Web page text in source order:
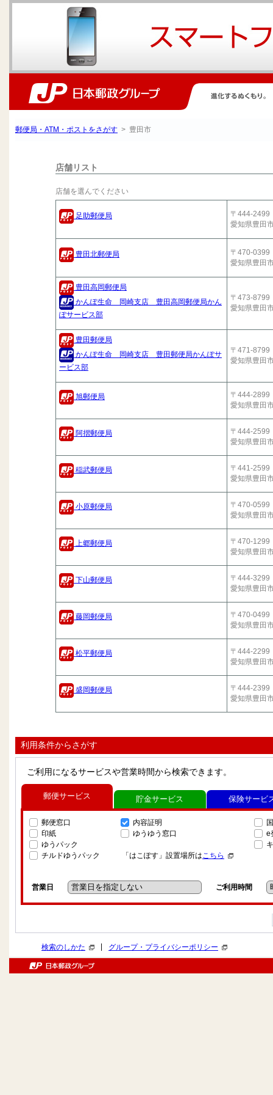
郵便局・ATM・ポストをさがす > 豊田市
店舗リスト
店舗を選んでください
足助郵便局
〒444-2499
愛知県豊田
豊田北郵便局
〒470-0399
愛知県豊田
豊田高岡郵便局
かんぽ生命 岡崎支店 豊田高岡郵便局かん
ぽサービス部
〒473-8799
愛知県豊田
豊田郵便局
かんぽ生命 岡崎支店 豊田郵便局かんぽサ
ービス部
〒471-8799
愛知県豊田
旭郵便局
〒444-2899
愛知県豊田
阿摺郵便局
〒444-2599
愛知県豊田
稲武郵便局
〒441-2599
愛知県豊田
小原郵便局
〒470-0599
愛知県豊田
上郷郵便局
〒470-1299
愛知県豊田
下山郵便局
〒444-3299
愛知県豊田
藤岡郵便局
〒470-0499
愛知県豊田
松平郵便局
〒444-2299
愛知県豊田
盛岡郵便局
〒444-2399
愛知県豊田
利用条件からさがす
ご利用になるサービスや営業時間から検索できます。
郵便サービス
郵便窓口
印紙
ゆうパック
チルドゆうパック
内容証明
ゆうゆう窓口
「はこぽす」設置場所はこちら
e
営業日 ご利用時間
貯金サービス 保険サービ
検索のしかた グループ・プライバシーポリシー